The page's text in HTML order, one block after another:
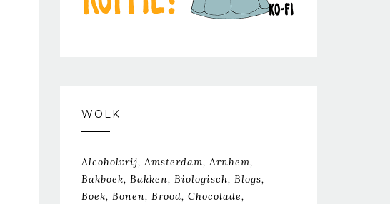
WOLK
Alcoholvrij Amsterdam
Arnhem
Bakboek
Bakken Biologisch
Blogs
Boek
Bonen Brood Chocolade